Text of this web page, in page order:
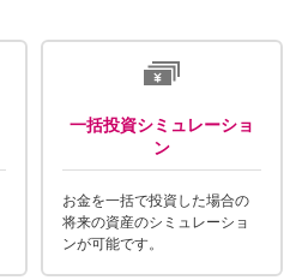
一括投資シミュレーショ
ン
お金を一括で投資した場合の
将来の資産のシミュレーショ
ンが可能です。